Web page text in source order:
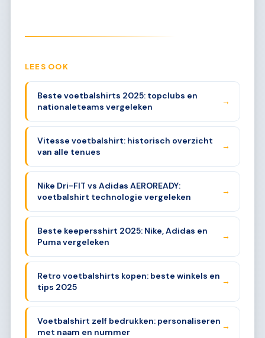
LEES OOK
Beste voetbalshirts 2025: topclubs en
nationaleteams vergeleken
→
Vitesse voetbalshirt: historisch overzicht
van alle tenues
→
Nike Dri-FIT vs Adidas AEROREADY:
voetbalshirt technologie vergeleken
→
Beste keepersshirt 2025: Nike, Adidas en
Puma vergeleken
→
Retro voetbalshirts kopen: beste winkels en
tips 2025
→
Voetbalshirt zelf bedrukken: personaliseren
met naam en nummer
→